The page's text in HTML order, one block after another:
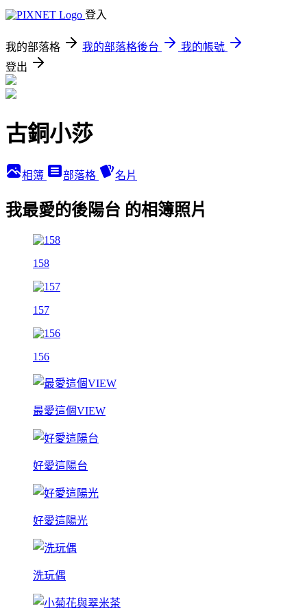
登入
我的部落格 我的部落格後台
我的帳號
登出
古銅小莎
相簿 部落格 名片
我最愛的後陽台 的相簿照片
158
157
156
最愛這個VIEW
好愛這陽台
好愛這陽光
洗玩偶